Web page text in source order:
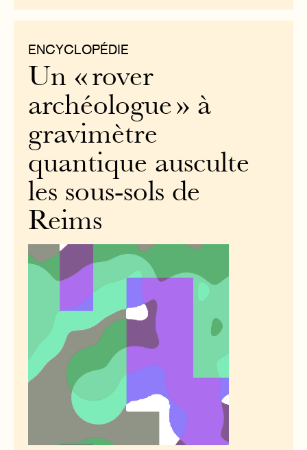
ENCYCLOPÉDIE
Un « rover
archéologue » à
gravimètre
quantique ausculte
les sous-sols de
Reims